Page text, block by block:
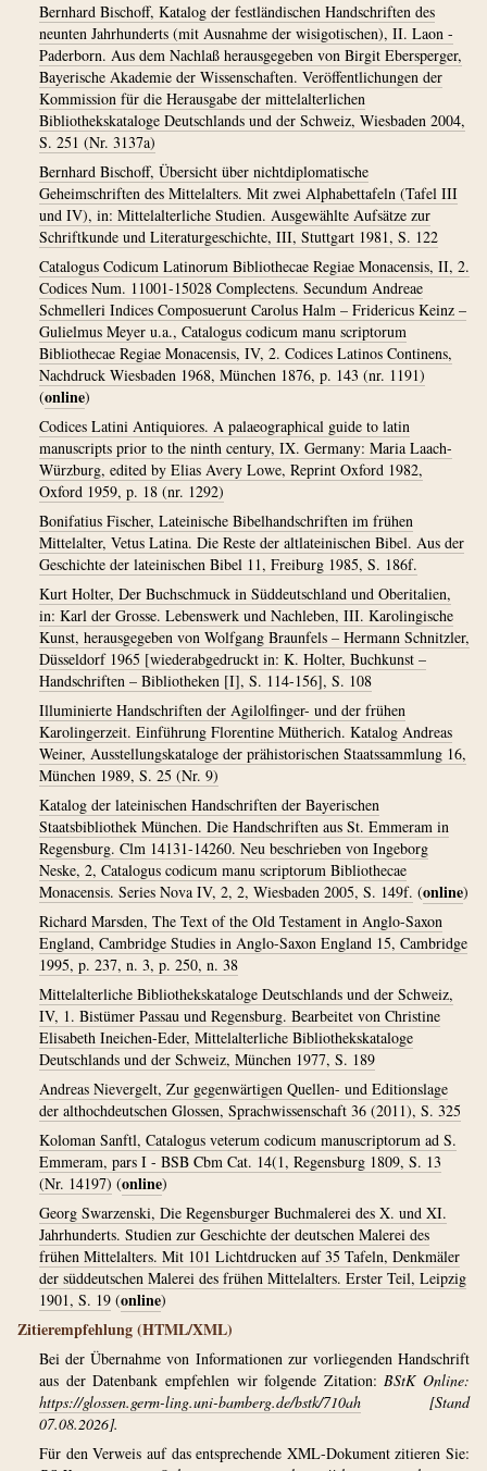
Bernhard Bischoff, Katalog der festländischen Handschriften des
neunten Jahrhunderts (mit Ausnahme der wisigotischen), II. Laon -
Paderborn. Aus dem Nachlaß herausgegeben von Birgit Ebersperger,
Bayerische Akademie der Wissenschaften. Veröffentlichungen der
Kommission für die Herausgabe der mittelalterlichen
Bibliothekskataloge Deutschlands und der Schweiz, Wiesbaden 2004,
S. 251 (Nr. 3137a)
Bernhard Bischoff, Übersicht über nichtdiplomatische
Geheimschriften des Mittelalters. Mit zwei Alphabettafeln (Tafel III
und IV), in: Mittelalterliche Studien. Ausgewählte Aufsätze zur
Schriftkunde und Literaturgeschichte, III, Stuttgart 1981, S. 122
Catalogus Codicum Latinorum Bibliothecae Regiae Monacensis, II, 2.
Codices Num. 11001-15028 Complectens. Secundum Andreae
Schmelleri Indices Composuerunt Carolus Halm – Fridericus Keinz –
Gulielmus Meyer u.a., Catalogus codicum manu scriptorum
Bibliothecae Regiae Monacensis, IV, 2. Codices Latinos Continens,
Nachdruck Wiesbaden 1968, München 1876, p. 143 (nr. 1191)
(online)
Codices Latini Antiquiores. A palaeographical guide to latin
manuscripts prior to the ninth century, IX. Germany: Maria Laach-
Würzburg, edited by Elias Avery Lowe, Reprint Oxford 1982,
Oxford 1959, p. 18 (nr. 1292)
Bonifatius Fischer, Lateinische Bibelhandschriften im frühen
Mittelalter, Vetus Latina. Die Reste der altlateinischen Bibel. Aus der
Geschichte der lateinischen Bibel 11, Freiburg 1985, S. 186f.
Kurt Holter, Der Buchschmuck in Süddeutschland und Oberitalien,
in: Karl der Grosse. Lebenswerk und Nachleben, III. Karolingische
Kunst, herausgegeben von Wolfgang Braunfels – Hermann Schnitzler,
Düsseldorf 1965 [wiederabgedruckt in: K. Holter, Buchkunst –
Handschriften – Bibliotheken [I], S. 114-156], S. 108
Illuminierte Handschriften der Agilolfinger- und der frühen
Karolingerzeit. Einführung Florentine Mütherich. Katalog Andreas
Weiner, Ausstellungskataloge der prähistorischen Staatssammlung 16,
München 1989, S. 25 (Nr. 9)
Katalog der lateinischen Handschriften der Bayerischen
Staatsbibliothek München. Die Handschriften aus St. Emmeram in
Regensburg. Clm 14131-14260. Neu beschrieben von Ingeborg
Neske, 2, Catalogus codicum manu scriptorum Bibliothecae
Monacensis. Series Nova IV, 2, 2, Wiesbaden 2005, S. 149f. (online)
Richard Marsden, The Text of the Old Testament in Anglo-Saxon
England, Cambridge Studies in Anglo-Saxon England 15, Cambridge
1995, p. 237, n. 3, p. 250, n. 38
Mittelalterliche Bibliothekskataloge Deutschlands und der Schweiz,
IV, 1. Bistümer Passau und Regensburg. Bearbeitet von Christine
Elisabeth Ineichen-Eder, Mittelalterliche Bibliothekskataloge
Deutschlands und der Schweiz, München 1977, S. 189
Andreas Nievergelt, Zur gegenwärtigen Quellen- und Editionslage
der althochdeutschen Glossen, Sprachwissenschaft 36 (2011), S. 325
Koloman Sanftl, Catalogus veterum codicum manuscriptorum ad S.
Emmeram, pars I - BSB Cbm Cat. 14(1, Regensburg 1809, S. 13
(Nr. 14197) (online)
Georg Swarzenski, Die Regensburger Buchmalerei des X. und XI.
Jahrhunderts. Studien zur Geschichte der deutschen Malerei des
frühen Mittelalters. Mit 101 Lichtdrucken auf 35 Tafeln, Denkmäler
der süddeutschen Malerei des frühen Mittelalters. Erster Teil, Leipzig
1901, S. 19 (online)
Zitierempfehlung (HTML/XML)
Bei der Übernahme von Informationen zur vorliegenden Handschrift
aus der Datenbank empfehlen wir folgende Zitation:BStK Online:
https://glossen.germ-ling.uni-bamberg.de/bstk/710ah [Stand
07.08.2026].
Für den Verweis auf das entsprechende XML-Dokument zitieren Sie: